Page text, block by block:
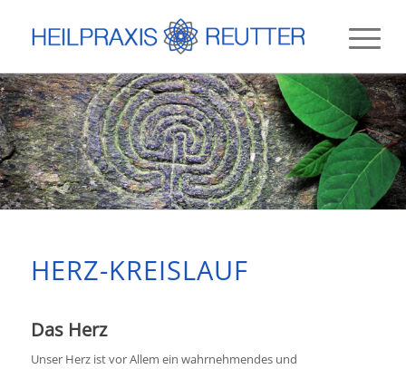
HERZ-KREISLAUF
Das Herz
Unser Herz ist vor Allem ein wahrnehmendes und